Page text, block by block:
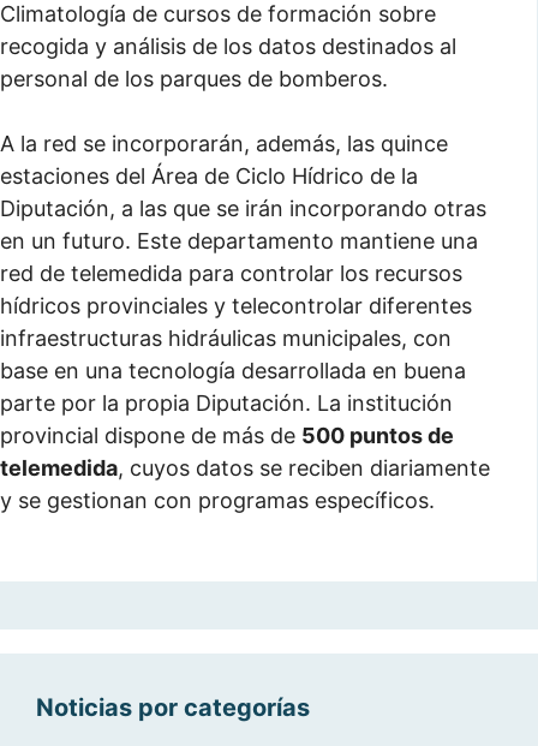
Climatología de cursos de formación sobre
recogida y análisis de los datos destinados al
personal de los parques de bomberos.
A la red se incorporarán, además, las quince
estaciones del Área de Ciclo Hídrico de la
Diputación, a las que se irán incorporando otras
en un futuro. Este departamento mantiene una
red de telemedida para controlar los recursos
hídricos provinciales y telecontrolar diferentes
infraestructuras hidráulicas municipales, con
base en una tecnología desarrollada en buena
parte por la propia Diputación. La institución
provincial dispone de más de 500 puntos de
telemedida, cuyos datos se reciben diariamente
y se gestionan con programas específicos.
Noticias por categorías